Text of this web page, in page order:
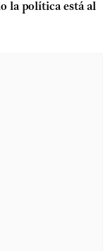
la política está al